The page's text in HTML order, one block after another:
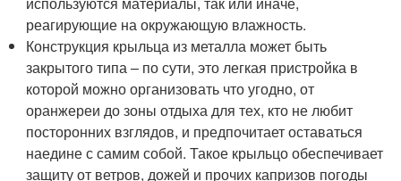
реагирующие на окружающую влажность.
Конструкция крыльца из металла может быть
закрытого типа – по сути, это легкая пристройка в
которой можно организовать что угодно, от
оранжереи до зоны отдыха для тех, кто не любит
посторонних взглядов, и предпочитает оставаться
наедине с самим собой. Такое крыльцо обеспечивает
защиту от ветров, дожей и прочих капризов погоды